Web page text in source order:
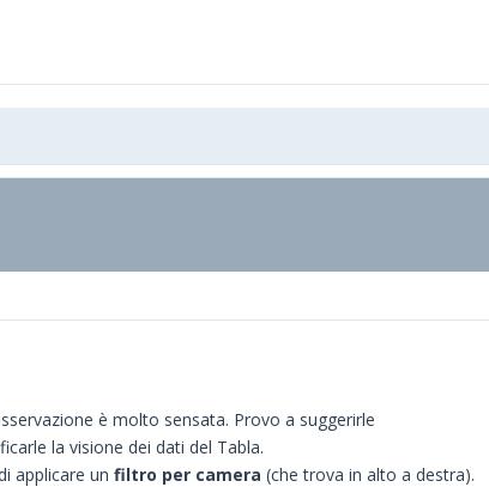
è molto sensata. Provo a suggerirle
la visione dei dati del Tabla.
applicare un filtro per camera (che trova in alto a destra).